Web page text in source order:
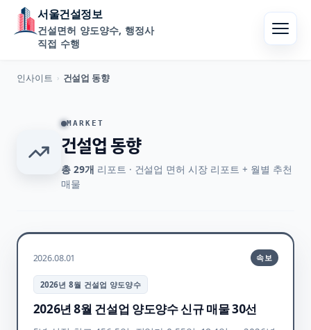
서울건설정보
건설면허 양도양수, 행정사
직접 수행
인사이트 › 건설업 동향
MARKET
건설업 동향
총 29개 리포트 · 건설업 면허 시장 리포트 + 월별 추천
매물
2026.08.01 속보
2026년 8월 건설업 양도양수
2026년 8월 건설업 양도양수 신규 매물 30선